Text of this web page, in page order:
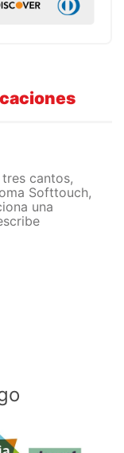
cantos,
Softtouch,
una